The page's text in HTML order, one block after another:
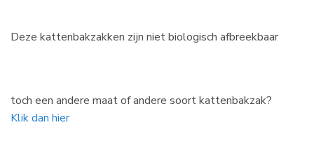
Deze kattenbakzakken zijn niet biologisch afbreekbaar
toch een andere maat of andere soort kattenbakzak?
Klik dan hier